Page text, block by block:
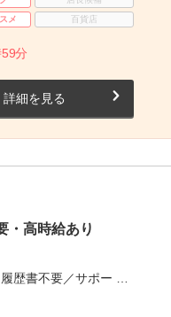
メ 百貨店
分
詳細を見る
・高時給あり
歴書不要／サポー …